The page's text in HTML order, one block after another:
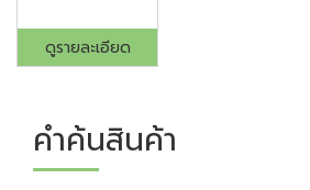
ดูรายละเอียด
คำค้นสินค้า